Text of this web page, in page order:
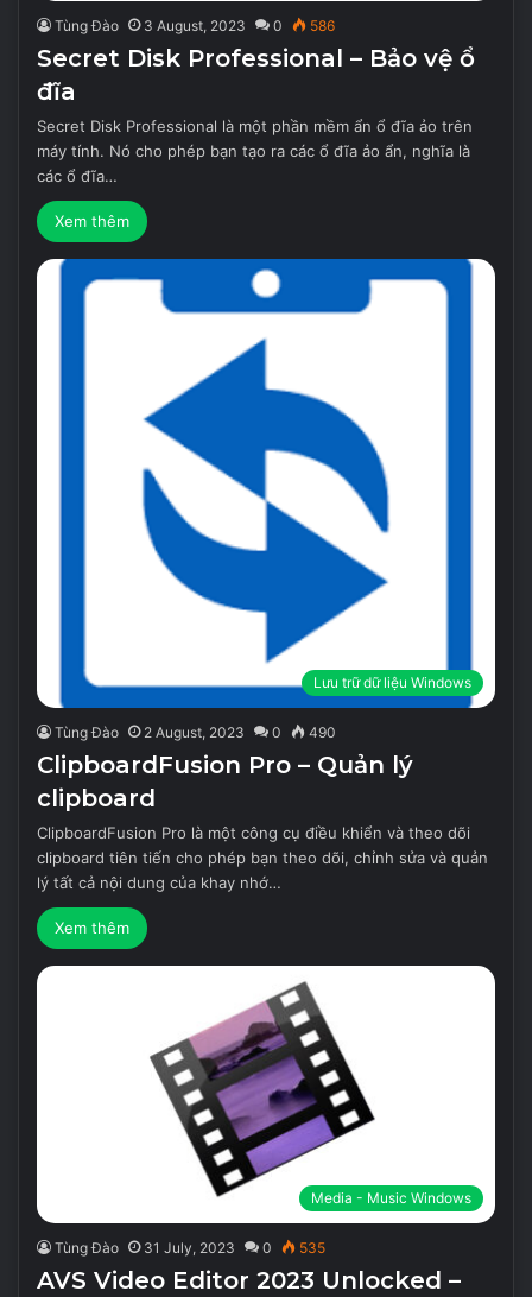
Tùng Đào 3 August, 2023 0 586
Secret Disk Professional – Bảo vệ ổ
đĩa
Secret Disk Professional là một phần mềm ẩn ổ đĩa ảo trên
máy tính. Nó cho phép bạn tạo ra các ổ đĩa ảo ẩn, nghĩa là
các ổ đĩa…
Xem thêm
Lưu trữ dữ liệu Windows
Tùng Đào 2 August, 2023 0 490
ClipboardFusion Pro – Quản lý
clipboard
ClipboardFusion Pro là một công cụ điều khiển và theo dõi
clipboard tiên tiến cho phép bạn theo dõi, chỉnh sửa và quản
lý tất cả nội dung của khay nhớ…
Xem thêm
Media - Music Windows
Tùng Đào 31 July, 2023 0 535
AVS Video Editor 2023 Unlocked –